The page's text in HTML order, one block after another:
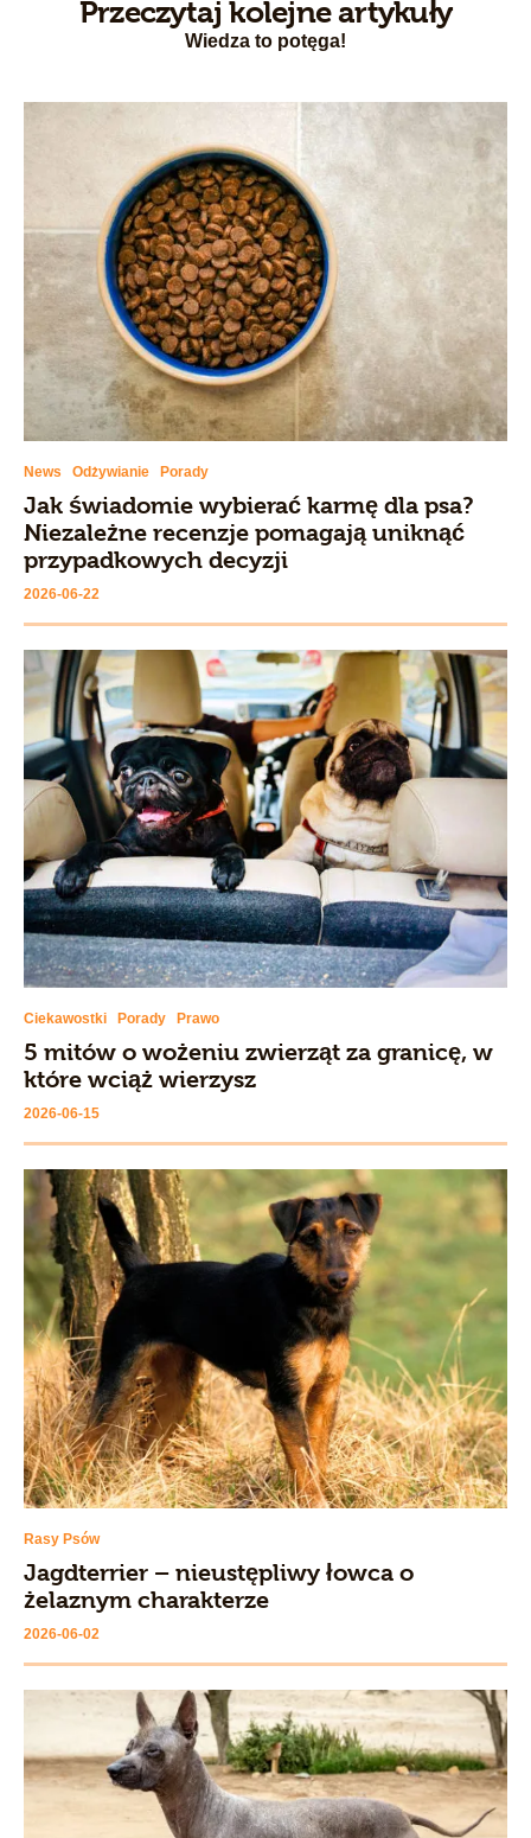
Przeczytaj kolejne artykuły
Wiedza to potęga!
News Odżywianie Porady
Jak świadomie wybierać karmę dla psa?
Niezależne recenzje pomagają uniknąć
przypadkowych decyzji
2026-06-22
Ciekawostki Porady Prawo
5 mitów o wożeniu zwierząt za granicę, w
które wciąż wierzysz
2026-06-15
Rasy Psów
Jagdterrier – nieustępliwy łowca o
żelaznym charakterze
2026-06-02